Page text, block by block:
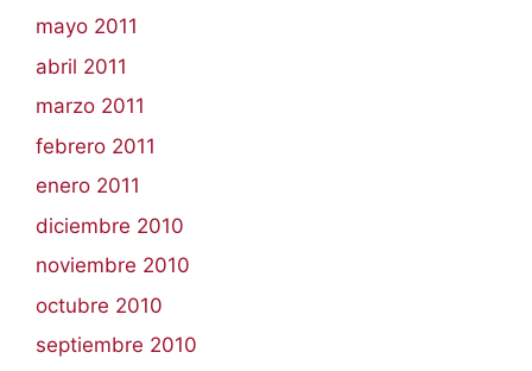
mayo 2011
abril 2011
marzo 2011
febrero 2011
enero 2011
diciembre 2010
noviembre 2010
octubre 2010
septiembre 2010